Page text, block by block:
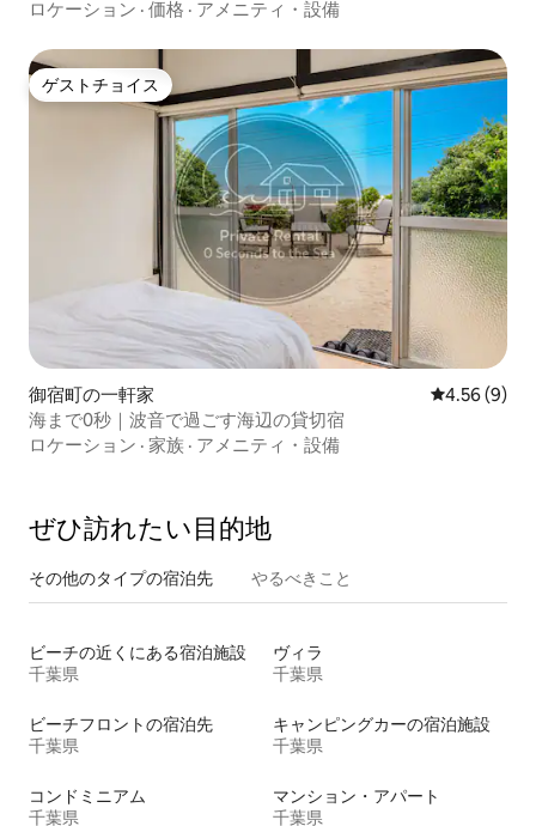
2階＋ロフト｜寝室3
ロケーション · 価格 · アメニティ・設備
ゲストチョイス
ゲストチョイス
御宿町の一軒家 レビュー9
4.56 (9)
海まで0秒｜波音で過ごす海辺の貸切宿
ロケーション · 家族 · アメニティ・設備
ぜひ訪⁠れ⁠た⁠い目⁠的⁠地
その他のタ⁠イ⁠プ⁠の宿⁠泊⁠先 やるべきこと
ビーチの近くにある宿泊施設
千葉県
ヴィラ
千葉県
ビーチフロントの宿泊先
千葉県
キャンピングカーの宿泊施設
千葉県
コンドミニアム
千葉県
マンション・アパート
千葉県